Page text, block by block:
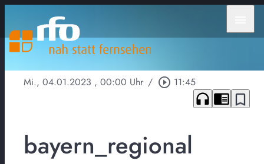
Mi., 04.01.2023 , 00:00 Uhr / play_circle_outline 11:45
headphones chrome_reader_mode bookmark_border
bayern_regional